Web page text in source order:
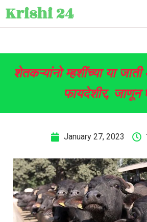
Krishi 24
शेतकऱ्यांनो म्हशींच्या या
फायदेशीर, जाणून
January 27, 2023